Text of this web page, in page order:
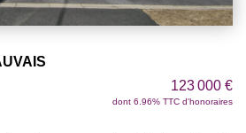
123 000 €
dont 6.96% TTC d'honoraires